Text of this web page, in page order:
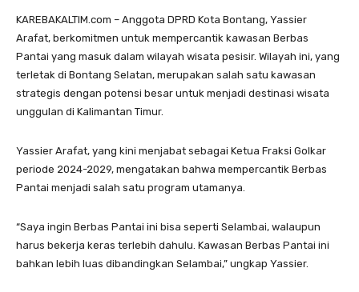
KAREBAKALTIM.com – Anggota DPRD Kota Bontang, Yassier
Arafat, berkomitmen untuk mempercantik kawasan Berbas
Pantai yang masuk dalam wilayah wisata pesisir. Wilayah ini, yang
terletak di Bontang Selatan, merupakan salah satu kawasan
strategis dengan potensi besar untuk menjadi destinasi wisata
unggulan di Kalimantan Timur.
Yassier Arafat, yang kini menjabat sebagai Ketua Fraksi Golkar
periode 2024-2029, mengatakan bahwa mempercantik Berbas
Pantai menjadi salah satu program utamanya.
“Saya ingin Berbas Pantai ini bisa seperti Selambai, walaupun
harus bekerja keras terlebih dahulu. Kawasan Berbas Pantai ini
bahkan lebih luas dibandingkan Selambai,” ungkap Yassier.